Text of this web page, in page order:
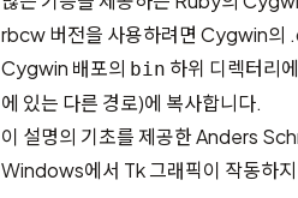
rbcw 버전을 사용하려면 Cygwin의
Cygwin 배포의 bin 하위 디렉터리
에 있는 다른 경로)에 복사합니다.
이 설명의 기초를 제공한 Anders
Windows에서 Tk 그래픽이 작동하